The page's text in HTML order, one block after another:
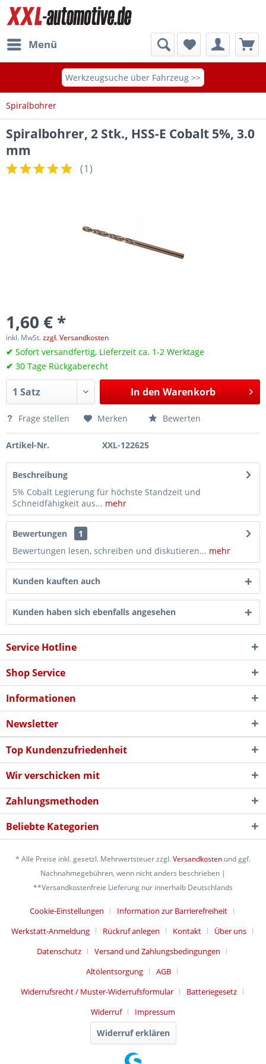
Menü
Werkzeugsuche über Fahrzeug >>
Spiralbohrer
Spiralbohrer, 2 Stk., HSS-E Cobalt 5%, 3.0
mm
(1)
1,60 € *
inkl. MwSt.zzgl. Versandkosten
✔ Sofort versandfertig, Lieferzeit ca. 1-2 Werktage
✔ 30 Tage Rückgaberecht
In den Warenkorb
Frage stellen Merken Bewerten
Artikel-Nr. XXL-122625
Beschreibung
5% Cobalt Legierung für höchste Standzeit und
Schneidfähigkeit aus... mehr
Bewertungen
1
Bewertungen lesen, schreiben und diskutieren... mehr
Kunden kauften auch
Kunden haben sich ebenfalls angesehen
Service Hotline
Shop Service
Informationen
Newsletter
Top Kundenzufriedenheit
Wir verschicken mit
Zahlungsmethoden
Beliebte Kategorien
* Alle Preise inkl. gesetzl. Mehrwertsteuer zzgl.Versandkosten und ggf.
Nachnahmegebühren, wenn nicht anders beschrieben |
**Versandkostenfreie Lieferung nur innerhalb Deutschlands
Cookie-Einstellungen
Information zur Barrierefreiheit
Werkstatt-Anmeldung
Rückruf anlegen Kontakt
Über uns
Datenschutz
Versand und Zahlungsbedingungen
Altölentsorgung
AGB
Widerrufsrecht / Muster-Widerrufsformular
Batteriegesetz
Widerruf
Impressum
Widerruf erklären